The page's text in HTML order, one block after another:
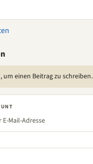
um einen Beitrag zu schreiben.
Mail-Adresse